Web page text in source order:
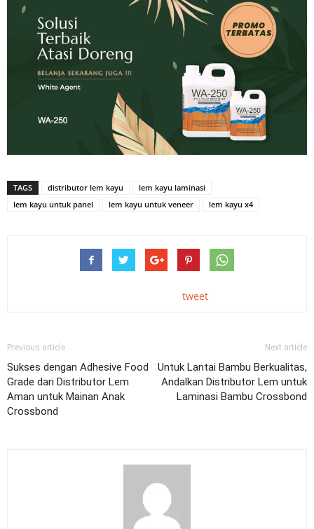
TAGS distributor lem kayu
lem kayu laminasi
lem kayu untuk panel
lem kayu untuk veneer lem kayu x4
tweet
Previous article
Sukses dengan Adhesive Food
Grade dari Distributor Lem
Aman untuk Mainan Anak
Crossbond
Next article
Untuk Lantai Bambu Berkualitas,
Andalkan Distributor Lem untuk
Laminasi Bambu Crossbond